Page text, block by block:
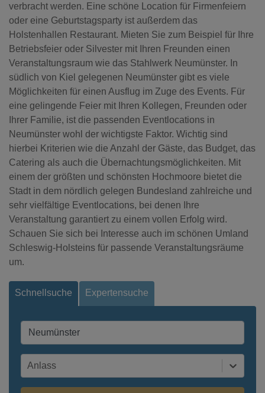
verbracht werden. Eine schöne Location für Firmenfeiern
oder eine Geburtstagsparty ist außerdem das
Holstenhallen Restaurant. Mieten Sie zum Beispiel für Ihre
Betriebsfeier oder Silvester mit Ihren Freunden einen
Veranstaltungsraum wie das Stahlwerk Neumünster. In
südlich von Kiel gelegenen Neumünster gibt es viele
Möglichkeiten für einen Ausflug im Zuge des Events. Für
eine gelingende Feier mit Ihren Kollegen, Freunden oder
Ihrer Familie, ist die passenden Eventlocations in
Neumünster wohl der wichtigste Faktor. Wichtig sind
hierbei Kriterien wie die Anzahl der Gäste, das Budget, das
Catering als auch die Übernachtungsmöglichkeiten. Mit
einem der größten und schönsten Hochmoore bietet die
Stadt in dem nördlich gelegen Bundesland zahlreiche und
sehr vielfältige Eventlocations, bei denen Ihre
Veranstaltung garantiert zu einem vollen Erfolg wird.
Schauen Sie sich bei Interesse auch im schönen Umland
Schleswig-Holsteins für passende Veranstaltungsräume
um.
Schnellsuche Expertensuche
Anlass